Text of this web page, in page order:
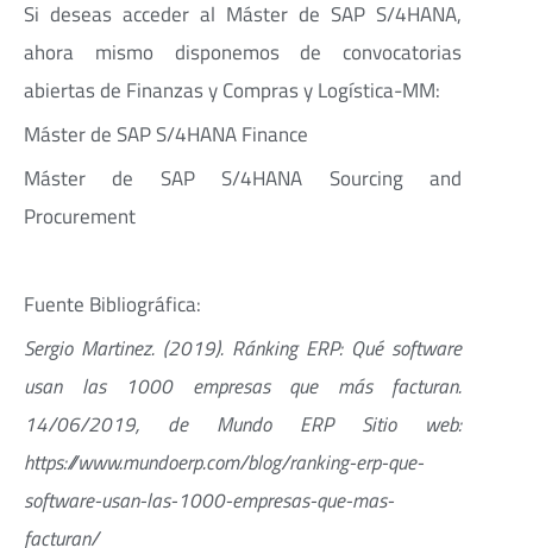
Si deseas acceder al Máster de SAP S/4HANA,
ahora mismo disponemos de convocatorias
abiertas de Finanzas y Compras y Logística-MM:
Máster de SAP S/4HANA Finance
Máster de SAP S/4HANA Sourcing and
Procurement
Fuente Bibliográfica:
Sergio Martinez. (2019). Ránking ERP: Qué software
usan las 1000 empresas que más facturan.
14/06/2019, de Mundo ERP Sitio web:
https://www.mundoerp.com/blog/ranking-erp-que-
software-usan-las-1000-empresas-que-mas-
facturan/